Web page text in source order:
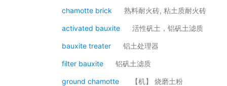
chamotte brick 熟料耐火砖, 粘土质耐火砖
activated bauxite 活性矾土，铝矾土滤质
bauxite treater 铝土处理器
filter bauxite 铝矾土滤质
ground chamotte 【机】 烧磨土粉